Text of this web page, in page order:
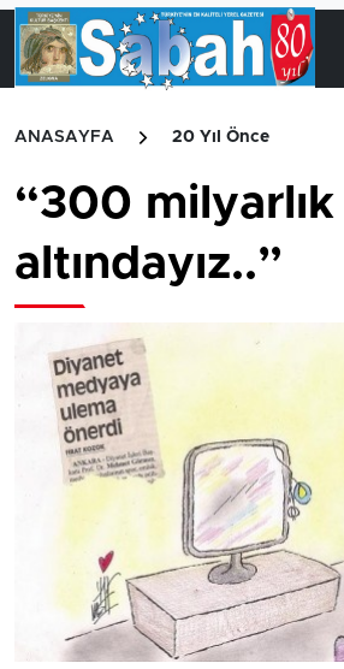
ANASAYFA 20 Yıl Önce
“300
altındayız..”